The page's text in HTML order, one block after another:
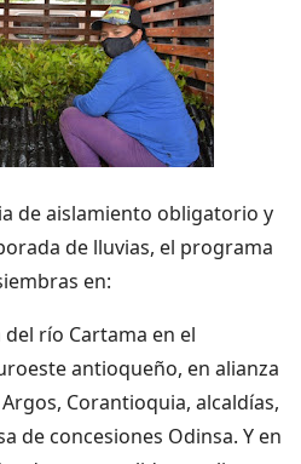
de aislamiento obligatorio y
de lluvias, el programa
siembras en:
del río Cartama en el
antioqueño, en alianza
Corantioquia, alcaldías,
de concesiones Odinsa. Y en